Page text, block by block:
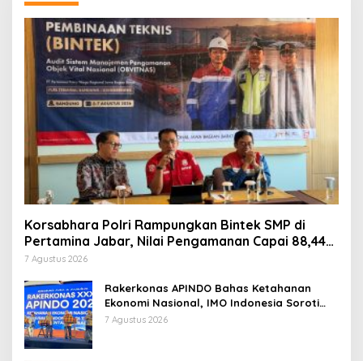
Korsabhara Polri Rampungkan Bintek SMP di
Pertamina Jabar, Nilai Pengamanan Capai 88,44
Persen
7 Agustus 2026
Rakerkonas APINDO Bahas Ketahanan
Ekonomi Nasional, IMO Indonesia Soroti
Pentingnya Kolaborasi Lintas Sektor
7 Agustus 2026